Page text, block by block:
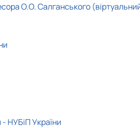
О.О. Салганського
НУБіП України